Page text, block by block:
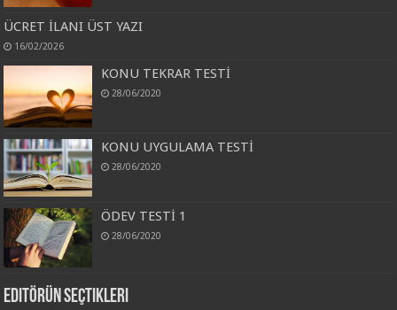
ÜCRET İLANI ÜST YAZI
16/02/2026
KONU TEKRAR TESTİ
28/06/2020
KONU UYGULAMA TESTİ
28/06/2020
ÖDEV TESTİ 1
28/06/2020
Editörün Seçtikleri